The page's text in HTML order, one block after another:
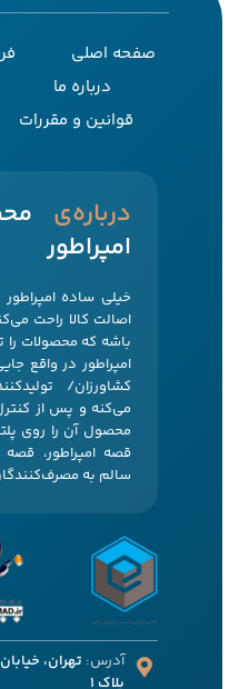
صفحه اصلی
درباره ما
قوانین و مقررات
‌درباره‌ی
امپراطور
خیلی ساده
اصالت کالا راحت
باشه که محصولات را
امپراطور در واقع
کشاورزان/
می‌کنه و پس از
محصول آن را روی
قصه امپراطور،
سالم به
آدرس: تهران،
پلاک 1